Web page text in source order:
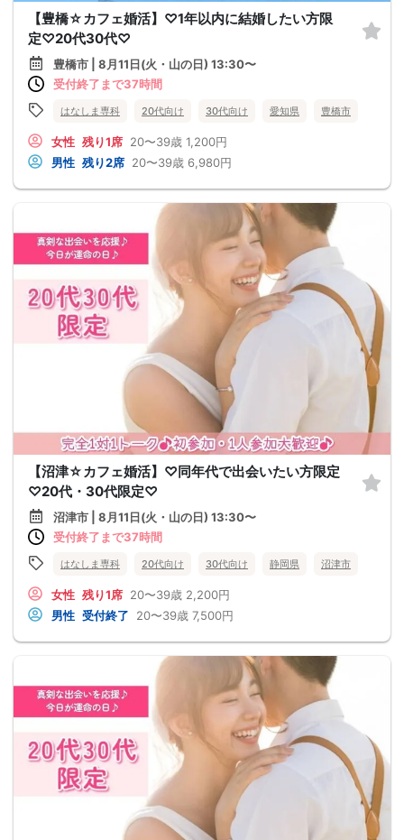
【豊橋☆カフェ婚活】♡1年以内に結婚したい方限
定♡20代30代♡
豊橋市 | 8月11日(火・山の日) 13:30〜
受付終了まで37時間
はなしま専科 20代向け 30代向け 愛知県 豊橋市
女性 残り1席 20〜39歳 1,200円
男性 残り2席 20〜39歳 6,980円
【沼津☆カフェ婚活】♡同年代で出会いたい方限定
♡20代・30代限定♡
沼津市 | 8月11日(火・山の日) 13:30〜
受付終了まで37時間
はなしま専科 20代向け 30代向け 静岡県 沼津市
女性 残り1席 20〜39歳 2,200円
男性 受付終了 20〜39歳 7,500円